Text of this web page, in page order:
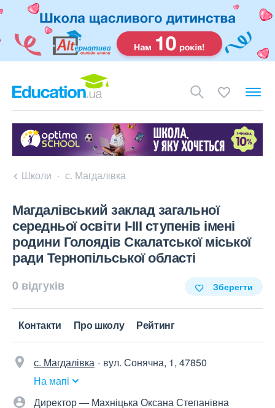
Школи с. Магдалівка
Магдалівський заклад загальної
середньої освіти І-ІІІ ступенів імені
родини Голоядів Скалатської міської
ради Тернопільської області
0 відгуків Зберегти
Контакти Про школу Рейтинг
с. Магдалівка
вул. Сонячна, 1, 47850
На мапі
Директор — Махніцька Оксана Степанівна